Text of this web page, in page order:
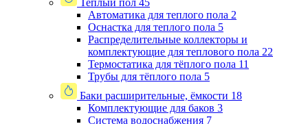
Теплый пол 45
Автоматика для теплого пола 2
Оснастка для теплого пола 5
Распределительные коллекторы и
комплектующие для теплового пола 22
Термостатика для тёплого пола 11
Трубы для тёплого пола 5
Баки расширительные, ёмкости 18
Комплектующие для баков 3
Система водоснабжения 7